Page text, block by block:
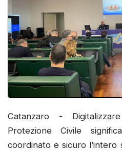
Catanzaro -
Protezione Civile
coordinato e sicuro